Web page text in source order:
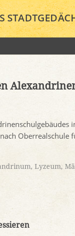
Oberrealschule
, Lyzeum,